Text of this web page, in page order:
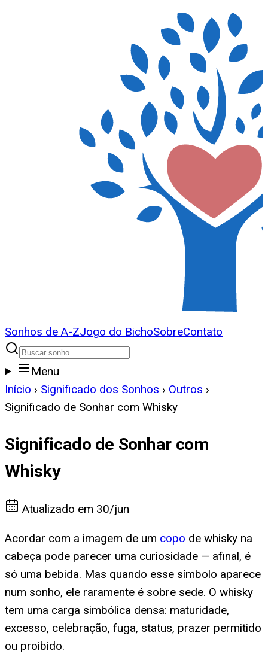
Sonhos de A-ZJogo do BichoSobreContato
Menu
Início › Significado dos Sonhos › Outros ›
Significado de Sonhar com Whisky
Significado de Sonhar com
Whisky
Atualizado em 30/jun
Acordar com a imagem de um copo de whisky na
cabeça pode parecer uma curiosidade — afinal, é
só uma bebida. Mas quando esse símbolo aparece
num sonho, ele raramente é sobre sede. O whisky
tem uma carga simbólica densa: maturidade,
excesso, celebração, fuga, status, prazer permitido
ou proibido.